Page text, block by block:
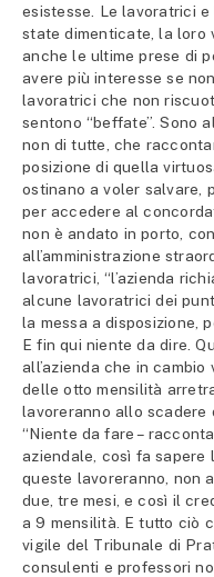
esistesse. Le lavoratrici
state dimenticate, la loro
anche le ultime prese di
avere più interesse se
lavoratrici che non
sentono “beffate”. Sono
non di tutte, che
posizione di quella
ostinano a voler salvare,
per accedere al
non è andato in porto,
all’amministrazione
lavoratrici, “l’azienda
alcune lavoratrici dei
la messa a disposizione,
E fin qui niente da dire.
all’azienda che in
delle otto mensilità
lavoreranno allo scadere
“Niente da fare –
aziendale, così fa sapere
queste lavoreranno, non
due, tre mesi, e così il
a 9 mensilità. E tutto ciò
vigile del Tribunale di
consulenti e professori